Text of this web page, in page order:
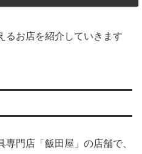
るお店を紹介していきます
門店「飯田屋」の店舗で、